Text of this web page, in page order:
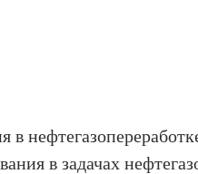
в
в задачах